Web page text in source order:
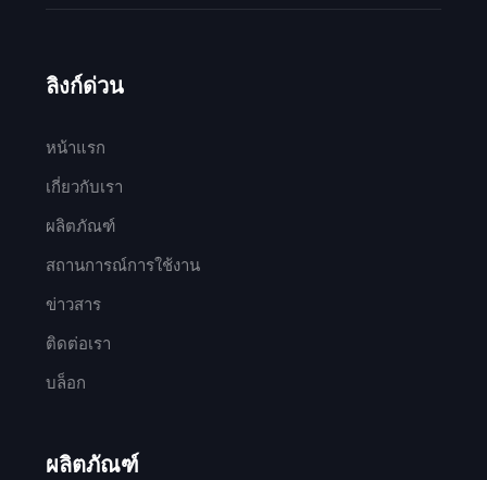
ลิงก์ด่วน
หน้าแรก
เกี่ยวกับเรา
ผลิตภัณฑ์
สถานการณ์การใช้งาน
ข่าวสาร
ติดต่อเรา
บล็อก
ผลิตภัณฑ์